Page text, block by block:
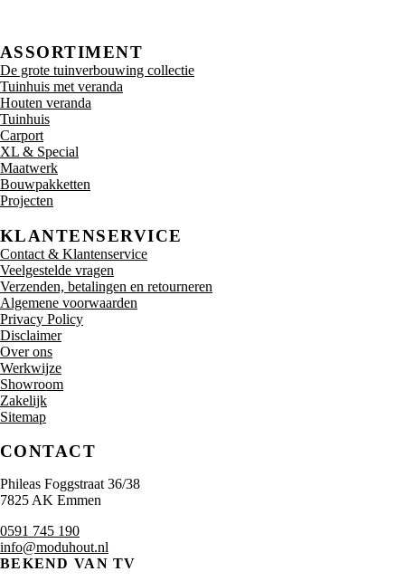
ASSORTIMENT
De grote tuinverbouwing collectie
Tuinhuis met veranda
Houten veranda
Tuinhuis
Carport
XL & Special
Maatwerk
Bouwpakketten
Projecten
KLANTENSERVICE
Contact & Klantenservice
Veelgestelde vragen
Verzenden, betalingen en retourneren
Algemene voorwaarden
Privacy Policy
Disclaimer
Over ons
Werkwijze
Showroom
Zakelijk
Sitemap
CONTACT
Phileas Foggstraat 36/38
7825 AK Emmen
0591 745 190
info@moduhout.nl
BEKEND VAN TV